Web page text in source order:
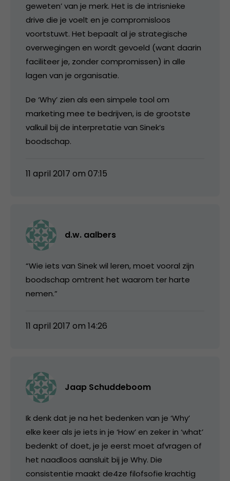
geweten’ van je merk. Het is de intrisnieke
drive die je voelt en je compromisloos
voortstuwt. Het bepaalt al je strategische
overwegingen en wordt gevoeld (want daarin
faciliteer je, zonder compromissen) in alle
lagen van je organisatie.
De ‘Why’ zien als een simpele tool om
marketing mee te bedrijven, is de grootste
valkuil bij de interpretatie van Sinek’s
boodschap.
11 april 2017 om 07:15
d.w. aalbers
“Wie iets van Sinek wil leren, moet vooral zijn
boodschap omtrent het waarom ter harte
nemen.”
11 april 2017 om 14:26
Jaap Schuddeboom
Ik denk dat je na het bedenken van je ‘Why’
elke keer als je iets in je ‘How’ en zeker in ‘what’
bedenkt of doet, je je eerst moet afvragen of
het naadloos aansluit bij je Why. Die
consistentie maakt de4ze filofsofie krachtig